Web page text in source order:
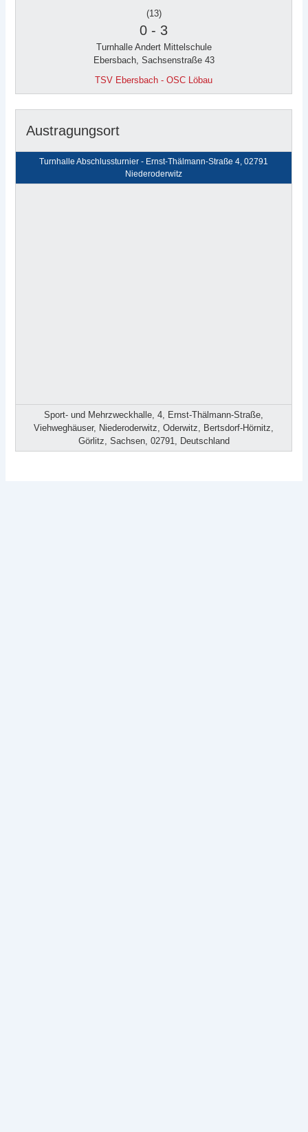
(13)
0 - 3
Turnhalle Andert Mittelschule
Ebersbach, Sachsenstraße 43
TSV Ebersbach - OSC Löbau
Austragungsort
Turnhalle Abschlussturnier - Ernst-Thälmann-Straße 4, 02791
Niederoderwitz
Sport- und Mehrzweckhalle, 4, Ernst-Thälmann-Straße,
Viehweghäuser, Niederoderwitz, Oderwitz, Bertsdorf-Hörnitz,
Görlitz, Sachsen, 02791, Deutschland